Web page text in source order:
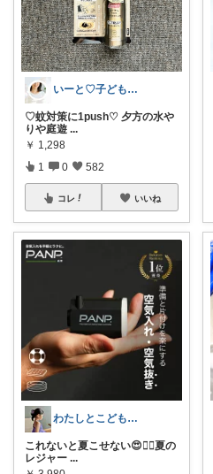
いーと♡子ども日用品/スイーツギフト/猫
♡蚊対策に1push♡ 夕方の水や
りや庭遊 ...
￥ 1,298
1 0 582
コレ いいね
わたしとこどもの好きメモ 🧺
これないと夏こせない😍❤️‍🔥夏の
レジャー ...